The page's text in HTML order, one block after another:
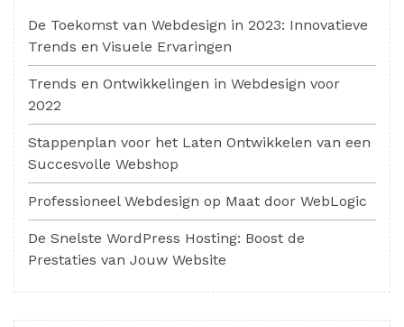
De Toekomst van Webdesign in 2023: Innovatieve
Trends en Visuele Ervaringen
Trends en Ontwikkelingen in Webdesign voor
2022
Stappenplan voor het Laten Ontwikkelen van een
Succesvolle Webshop
Professioneel Webdesign op Maat door WebLogic
De Snelste WordPress Hosting: Boost de
Prestaties van Jouw Website